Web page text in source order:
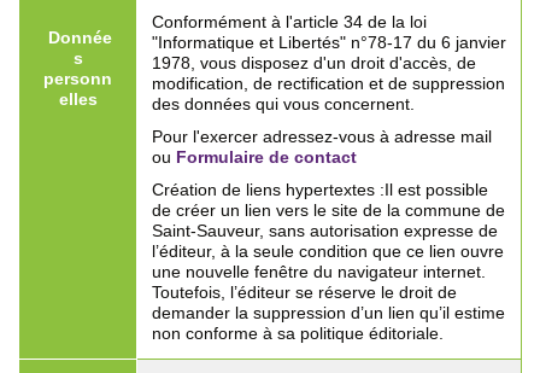
Donnée
s
personn
elles
Conformément à l'article 34 de la loi
"Informatique et Libertés" n°78-17 du 6 janvier
1978, vous disposez d'un droit d'accès, de
modification, de rectification et de suppression
des données qui vous concernent.
Pour l'exercer adressez-vous à adresse mail
ou Formulaire de contact
Création de liens hypertextes :Il est possible
de créer un lien vers le site de la commune de
Saint-Sauveur, sans autorisation expresse de
l’éditeur, à la seule condition que ce lien ouvre
une nouvelle fenêtre du navigateur internet.
Toutefois, l’éditeur se réserve le droit de
demander la suppression d’un lien qu’il estime
non conforme à sa politique éditoriale.